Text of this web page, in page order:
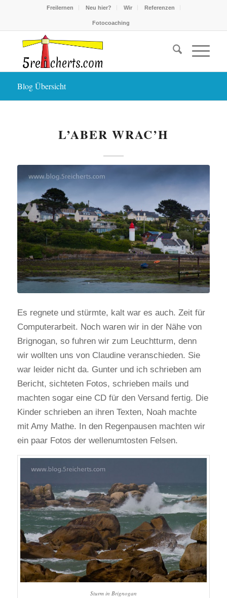
Freilernen Neu hier? Wir Referenzen
Fotocoaching
Blog Übersicht
L’ABER WRAC’H
Es regnete und stürmte, kalt war es auch. Zeit für
Computerarbeit. Noch waren wir in der Nähe von
Brignogan, so fuhren wir zum Leuchtturm, denn
wir wollten uns von Claudine veranschieden. Sie
war leider nicht da. Gunter und ich schrieben am
Bericht, sichteten Fotos, schrieben mails und
machten sogar eine CD für den Versand fertig. Die
Kinder schrieben an ihren Texten, Noah machte
mit Amy Mathe. In den Regenpausen machten wir
ein paar Fotos der wellenumtosten Felsen.
Sturm in Brignogan